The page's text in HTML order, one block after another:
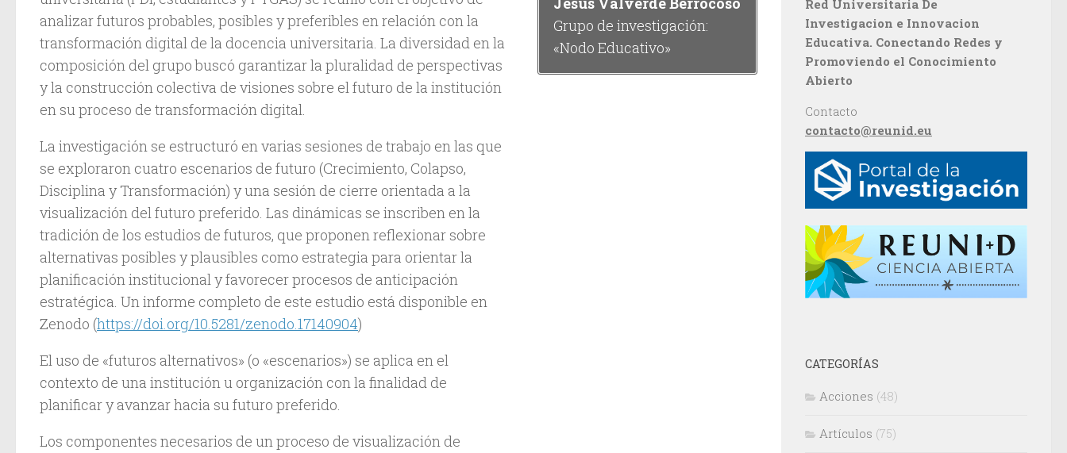
analizar futuros probables, posibles y preferibles en relación con la
transformación digital de la docencia universitaria. La diversidad en la
composición del grupo buscó garantizar la pluralidad de perspectivas
y la construcción colectiva de visiones sobre el futuro de la institución
en su proceso de transformación digital.
La investigación se estructuró en varias sesiones de trabajo en las que
se exploraron cuatro escenarios de futuro (Crecimiento, Colapso,
Disciplina y Transformación) y una sesión de cierre orientada a la
visualización del futuro preferido. Las dinámicas se inscriben en la
tradición de los estudios de futuros, que proponen reflexionar sobre
alternativas posibles y plausibles como estrategia para orientar la
planificación institucional y favorecer procesos de anticipación
estratégica. Un informe completo de este estudio está disponible en
Zenodo (https://doi.org/10.5281/zenodo.17140904)
El uso de «futuros alternativos» (o «escenarios») se aplica en el
contexto de una institución u organización con la finalidad de
planificar y avanzar hacia su futuro preferido.
Los componentes necesarios de un proceso de visualización de
Grupo de investigación:
«Nodo Educativo»
Red Universitaria De
Investigacion e Innovacion
Educativa. Conectando Redes y
Promoviendo el Conocimiento
Abierto
Contacto
contacto@reunid.eu
CATEGORÍAS
Acciones (48)
Artículos (75)